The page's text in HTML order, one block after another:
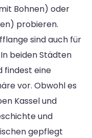
Bohnen) oder
probieren.
sind auch für
beiden Städten
findest eine
vor. Obwohl es
Kassel und
und
gepflegt